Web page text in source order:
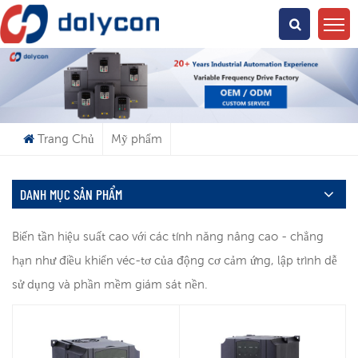
Bạn Đang Tìm Kiếm Cái Gì?
Trang Chủ Mỹ phẩm
DANH MỤC SẢN PHẨM
Biến tần hiệu suất cao với các tính năng nâng cao - chẳng
hạn như điều khiển véc-tơ của động cơ cảm ứng, lập trình dễ
sử dụng và phần mềm giám sát nền.